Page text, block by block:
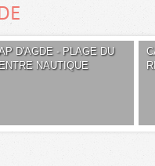
D'AGDE - PLAGE DU
NAUTIQUE